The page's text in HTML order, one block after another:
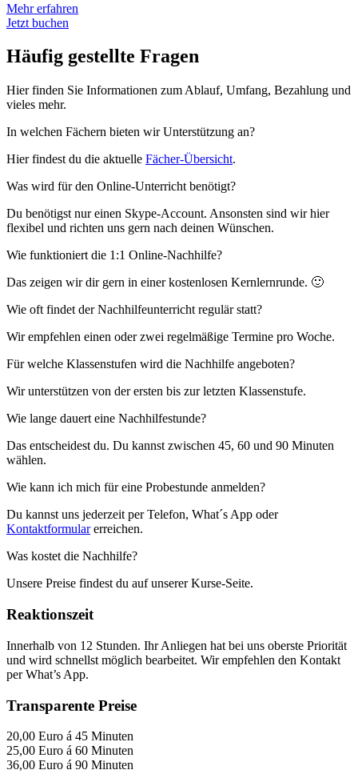
Mehr erfahren
Jetzt buchen
Häufig gestellte Fragen
Hier finden Sie Informationen zum Ablauf, Umfang, Bezahlung und
vieles mehr.
In welchen Fächern bieten wir Unterstützung an?
Hier findest du die aktuelle Fächer-Übersicht.
Was wird für den Online-Unterricht benötigt?
Du benötigst nur einen Skype-Account. Ansonsten sind wir hier
flexibel und richten uns gern nach deinen Wünschen.
Wie funktioniert die 1:1 Online-Nachhilfe?
Das zeigen wir dir gern in einer kostenlosen Kernlernrunde. 🙂
Wie oft findet der Nachhilfeunterricht regulär statt?
Wir empfehlen einen oder zwei regelmäßige Termine pro Woche.
Für welche Klassenstufen wird die Nachhilfe angeboten?
Wir unterstützen von der ersten bis zur letzten Klassenstufe.
Wie lange dauert eine Nachhilfestunde?
Das entscheidest du. Du kannst zwischen 45, 60 und 90 Minuten
wählen.
Wie kann ich mich für eine Probestunde anmelden?
Du kannst uns jederzeit per Telefon, What´s App oder
Kontaktformularerreichen.
Was kostet die Nachhilfe?
Unsere Preise findest du auf unserer Kurse-Seite.
Reaktionszeit
Innerhalb von 12 Stunden. Ihr Anliegen hat bei uns oberste Priorität
und wird schnellst möglich bearbeitet. Wir empfehlen den Kontakt
per What’s App.
Transparente Preise
20,00 Euro á 45 Minuten
25,00 Euro á 60 Minuten
36,00 Euro á 90 Minuten